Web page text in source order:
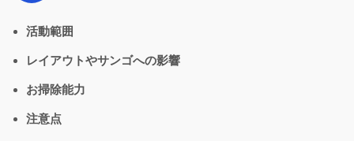
活動範囲
レイアウトやサンゴへの影響
お掃除能力
注意点